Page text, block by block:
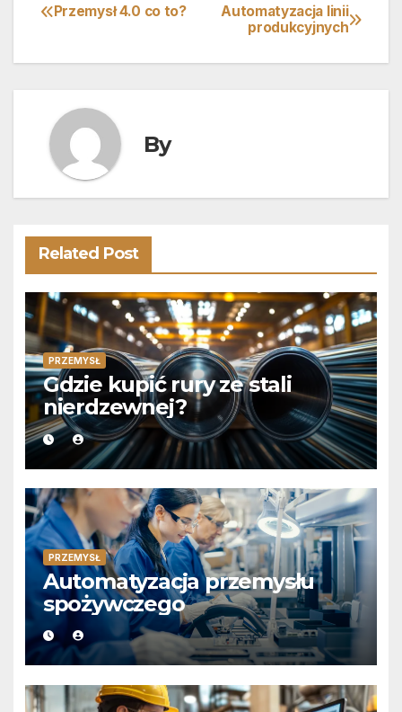
Nawigacja
wpisu
Automatyzacja linii
produkcyjnych
Przemysł 4.0 co to?
By
Related Post
PRZEMYSŁ
Gdzie kupić rury ze stali
nierdzewnej?
PRZEMYSŁ
Automatyzacja przemysłu
spożywczego